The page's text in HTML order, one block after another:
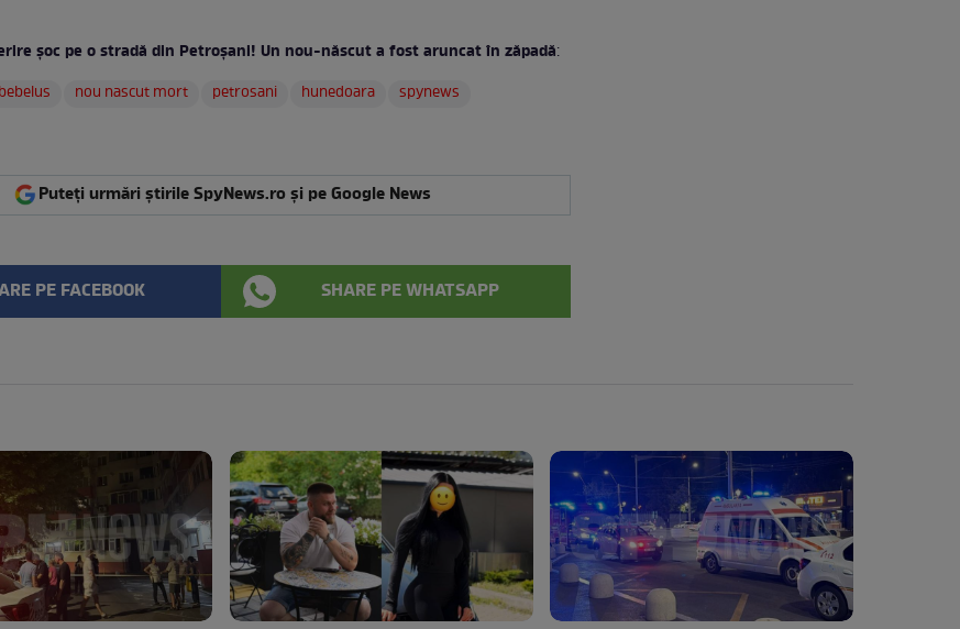
şoc pe o stradă din Petroşani! Un nou-născut a fost aruncat în zăpadă:
bebelus nou nascut mort petrosani hunedoara
spynews
Puteți urmări știrile SpyNews.ro și pe Google News
PE FACEBOOK SHARE PE WHATSAPP